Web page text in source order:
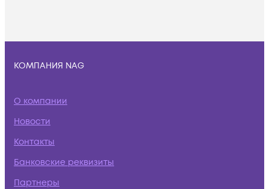
КОМПАНИЯ NAG
О компании
Новости
Контакты
Банковские реквизиты
Партнеры